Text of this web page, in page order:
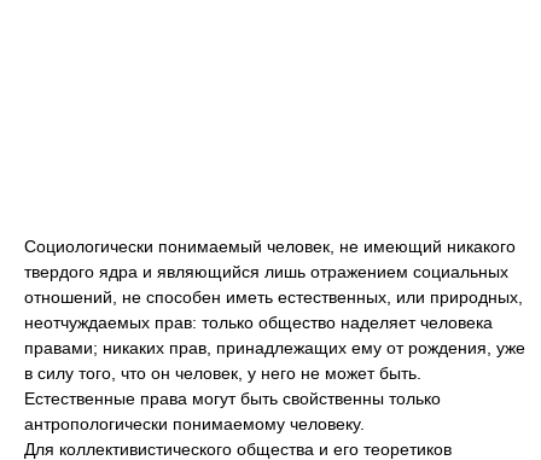
Социологически понимаемый человек, не имеющий никакого
твердого ядра и являющийся лишь отражением социальных
отношений, не способен иметь естественных, или природных,
неотчуждаемых прав: только общество наделяет человека
правами; никаких прав, принадлежащих ему от рождения, уже
в силу того, что он человек, у него не может быть.
Естественные права могут быть свойственны только
антропологически понимаемому человеку.
Для коллективистического общества и его теоретиков